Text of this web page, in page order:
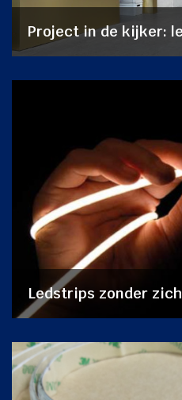
Project in de kijker:
Ledstrips zonder